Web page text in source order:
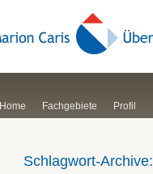
Home Fachgebiete Profil
Schlagwort-Archive: